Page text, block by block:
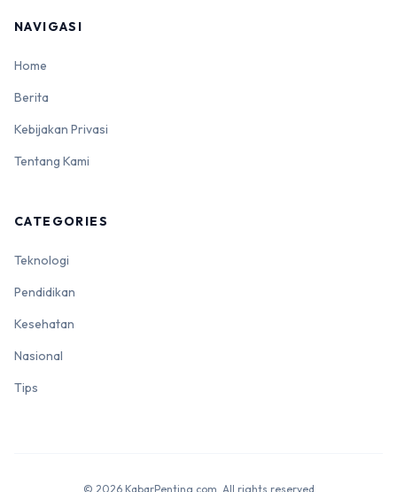
NAVIGASI
Home
Berita
Kebijakan Privasi
Tentang Kami
CATEGORIES
Teknologi
Pendidikan
Kesehatan
Nasional
Tips
© 2026 KabarPenting.com. All rights reserved